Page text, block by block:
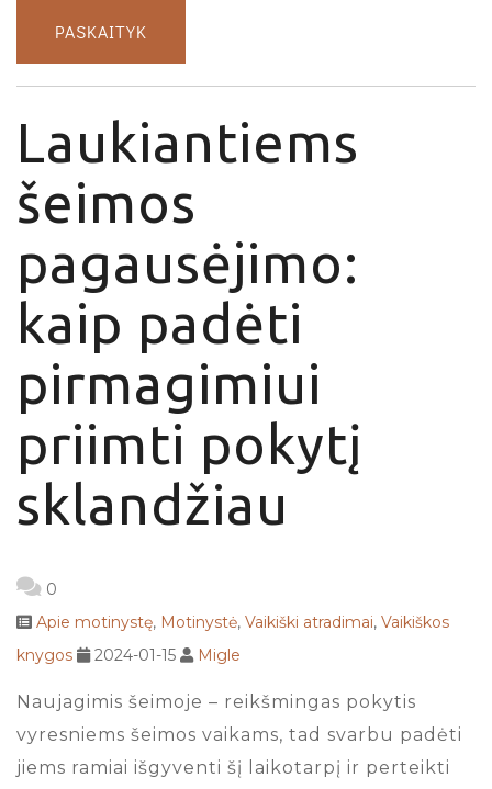
PASKAITYK
Laukiantiems
šeimos
pagausėjimo:
kaip padėti
pirmagimiui
priimti pokytį
sklandžiau
0
Apie motinystę, Motinystė, Vaikiški atradimai, Vaikiškos
knygos
2024-01-15 Migle
Naujagimis šeimoje – reikšmingas pokytis
vyresniems šeimos vaikams, tad svarbu padėti
jiems ramiai išgyventi šį laikotarpį ir perteikti